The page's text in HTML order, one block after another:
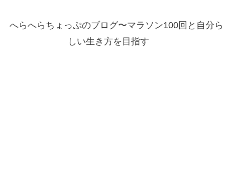
へらへらちょっぷのブログ〜マラソン100回と自分ら
しい生き方を目指す